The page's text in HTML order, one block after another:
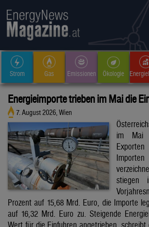
Strom Gas Emissionen Ökologie
Energieimporte trieben im Mai die
7. August 2026, Wien
im Mai
stiegen
Prozent auf 15,68 Mrd. Euro, die Importe
auf 16,32 Mrd. Euro zu. Steigende